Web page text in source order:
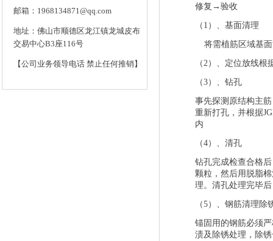
邮箱：1968134871@qq.com
地址：佛山市顺德区龙江镇龙城皮布
交易中心B3座116号
【公司业务领导电话 禁止任何推销】
修复→验收
（ 1 ）、基面清理
将需植筋区域基
（2）、定位放线根
（3）、钻孔
事先探测原结构主
重新打孔，并根据
内
（4）、清孔
钻孔完成检查合格
颗粒，然后用脱脂
理。清孔处理完毕
（5）、钢筋清理除
锚固用的钢筋必须
渍及除锈处理，除